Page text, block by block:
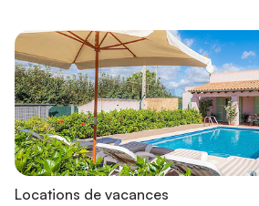
Locations de vacances